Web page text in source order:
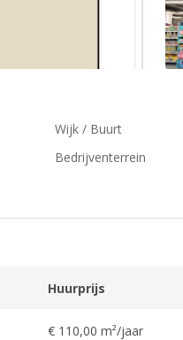
Wijk / Buurt
Bedrijventerrein
Huurprijs
€ 110,00 m²/jaar